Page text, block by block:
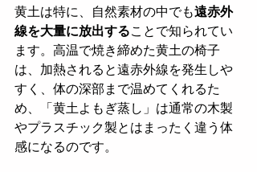
黄土は特に、自然素材の中でも遠赤外
線を大量に放出することで知られてい
ます。高温で焼き締めた黄土の椅子
は、加熱されると遠赤外線を発生しや
すく、体の深部まで温めてくれるた
め、「黄土よもぎ蒸し」は通常の木製
やプラスチック製とはまったく違う体
感になるのです。